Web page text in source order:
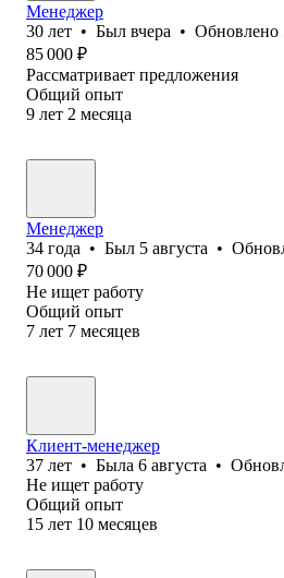
Менеджер
30 лет • Был вчера • Обновлено
85 000 ₽
Рассматривает предложения
Общий опыт
9 лет 2 месяца
Менеджер
34 года • Был 5 августа •
70 000 ₽
Не ищет работу
Общий опыт
7 лет 7 месяцев
Клиент-менеджер
37 лет • Была 6 августа •
Не ищет работу
Общий опыт
15 лет 10 месяцев